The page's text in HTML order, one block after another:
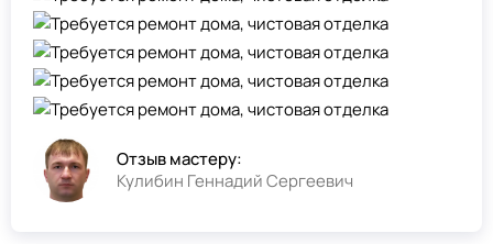
Отзыв мастеру:
Кулибин Геннадий Сергеевич